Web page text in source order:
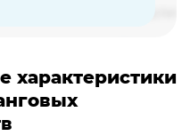
характеристики